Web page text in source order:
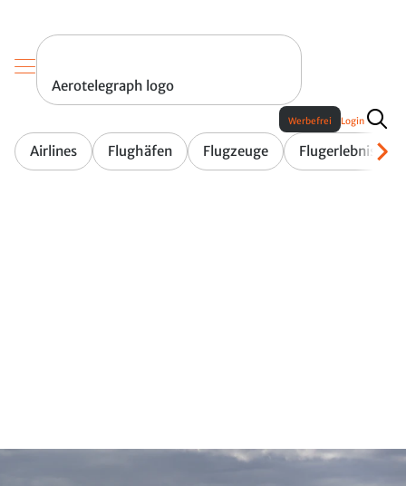
Aerotelegraph logo
Airlines Flughäfen Flugzeuge Flugerlebnis
Werbefrei Login